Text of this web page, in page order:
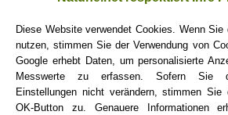
teilen.
Ich scheine dieses Sternzeichen förmlich
liiiiebe fast all ihre Eigenschaften, was
skorpionischen Aszendenten liegt.
Diese Website verwendet Cookies. Wenn
nutzen, stimmen Sie der Verwendung von
Google erhebt Daten, um personalisierte
Messwerte zu erfassen. Sofern Sie
Einstellungen nicht verändern, stimmen
OK-Button zu. Genauere Informationen